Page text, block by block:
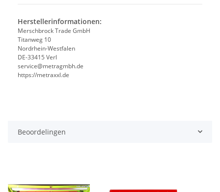
Herstellerinformationen:
Merschbrock Trade GmbH
Titanweg 10
Nordrhein-Westfalen
DE-33415 Verl
service@metragmbh.de
https://metraxxl.de
Beoordelingen